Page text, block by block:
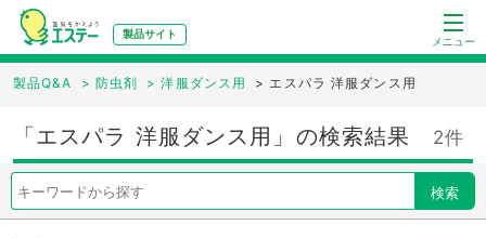
メニュー
製品サイト
製品Q&A > 防虫剤 > 洋服ダンス用 > エスパラ 洋服ダンス用
「エスパラ 洋服ダンス用」の検索結果 2件
検索